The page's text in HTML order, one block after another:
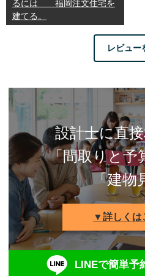
るには 福岡注文住宅を
建てる。
レビュー
設計士に直
「間取りと予
「建物
▼詳しくは
LINEで簡単予